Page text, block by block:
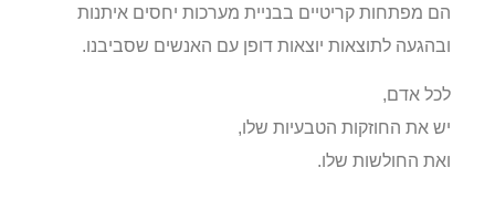
הם מפתחות קריטיים בבניית מערכות יחסים איתנות
ובהגעה לתוצאות יוצאות דופן עם האנשים שסביבנו.
לכל אדם,
יש את החוזקות הטבעיות שלו,
ואת החולשות שלו.